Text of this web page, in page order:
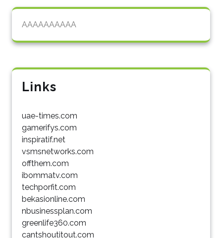
AAAAAAAAAA
Links
uae-times.com
gamerifys.com
inspiratif.net
vsmsnetworks.com
offthem.com
ibommatv.com
techporfit.com
bekasionline.com
nbusinessplan.com
greenlife360.com
cantshoutitout.com